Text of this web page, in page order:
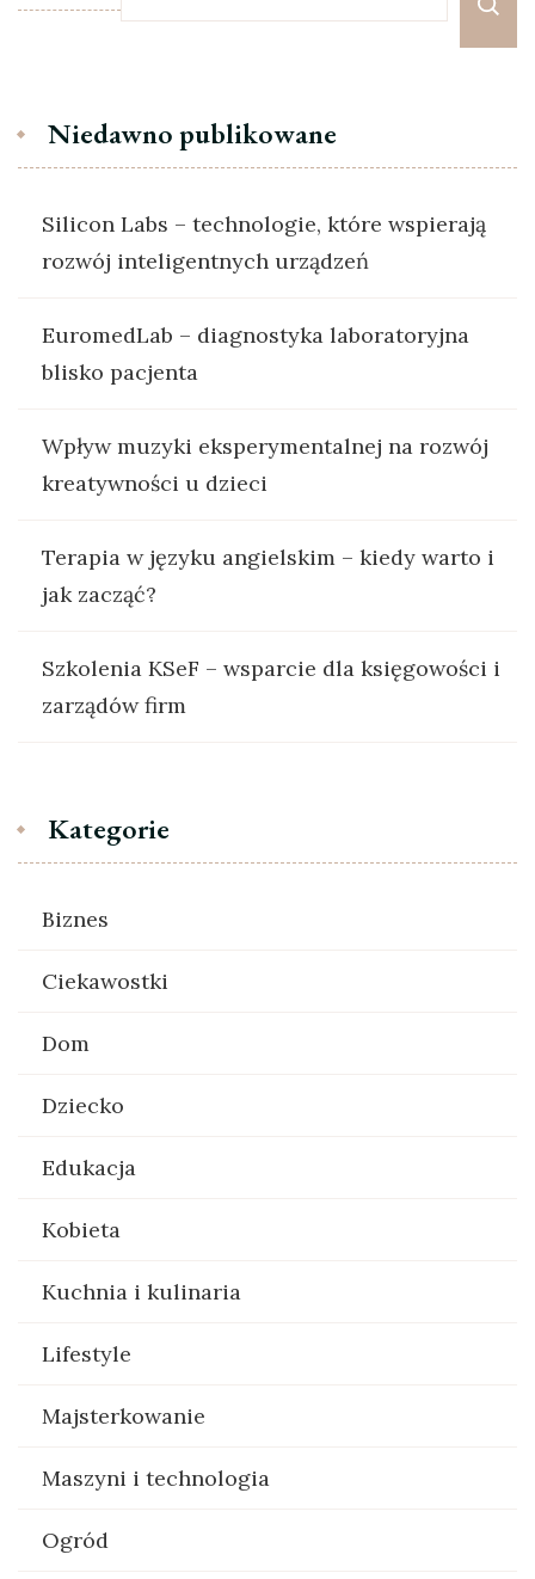
Niedawno publikowane
Silicon Labs – technologie, które wspierają
rozwój inteligentnych urządzeń
EuromedLab – diagnostyka laboratoryjna
blisko pacjenta
Wpływ muzyki eksperymentalnej na rozwój
kreatywności u dzieci
Terapia w języku angielskim – kiedy warto i
jak zacząć?
Szkolenia KSeF – wsparcie dla księgowości i
zarządów firm
Kategorie
Biznes
Ciekawostki
Dom
Dziecko
Edukacja
Kobieta
Kuchnia i kulinaria
Lifestyle
Majsterkowanie
Maszyni i technologia
Ogród